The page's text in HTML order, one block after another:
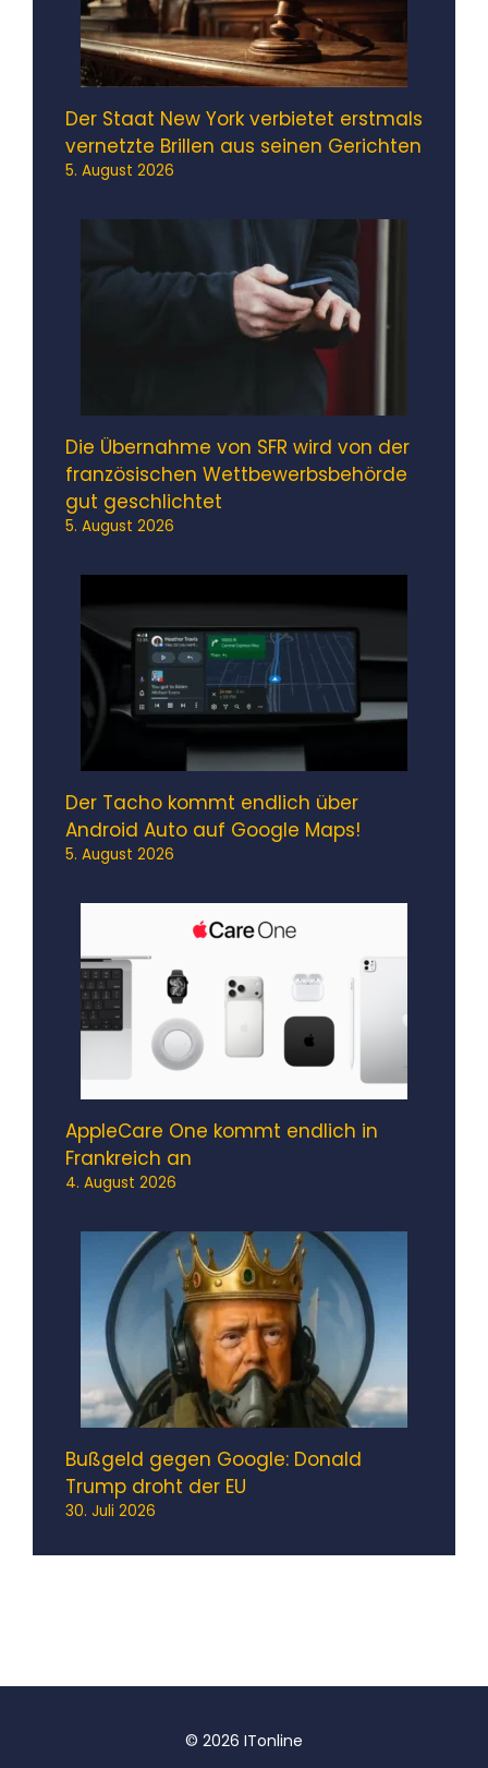
Der Staat New York verbietet erstmals
vernetzte Brillen aus seinen Gerichten
5. August 2026
Die Übernahme von SFR wird von der
französischen Wettbewerbsbehörde
gut geschlichtet
5. August 2026
Der Tacho kommt endlich über
Android Auto auf Google Maps!
5. August 2026
AppleCare One kommt endlich in
Frankreich an
4. August 2026
Bußgeld gegen Google: Donald
Trump droht der EU
30. Juli 2026
© 2026 ITonline